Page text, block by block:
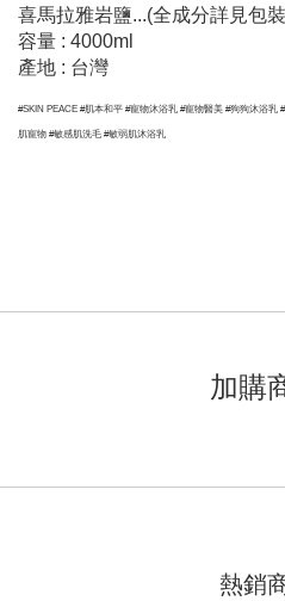
喜馬拉雅岩鹽...(全成分詳見包
容量 : 4000ml
產地 : 台灣
#SKIN PEACE #肌本和平 #寵物沐浴乳 #寵物醫美 #狗狗沐浴
肌寵物 #敏感肌洗毛 #敏弱肌沐浴乳
加購
熱銷